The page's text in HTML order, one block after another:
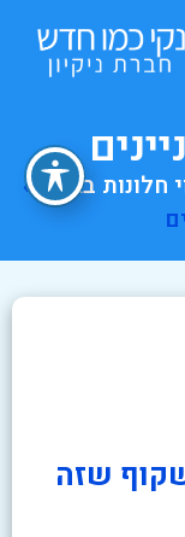
חלונות בגובה»
שקוף שזה